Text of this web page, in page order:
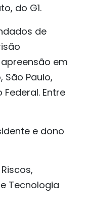
do G1.
de
em
São Paulo,
Entre
e dono
Tecnologia